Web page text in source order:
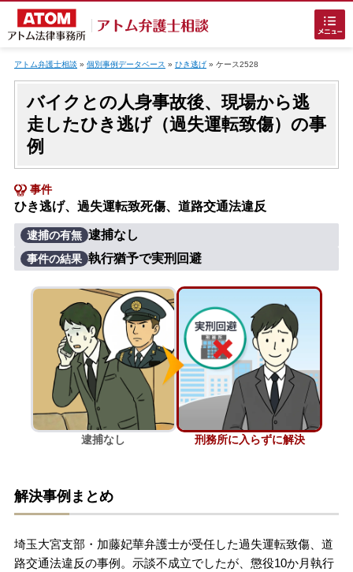
ホームに戻る
刑事事件 でお困りの方
刑事事件の無料相談
接見・面会を弁護士に依頼
刑事事件を示談で解決したい
アトムについて
弁護士費用
アトム弁護士相談 » 個別事例データベース » ひき逃げ» ケース2528
バイクとの人身事故後、現場から逃
走したひき逃げ（過失運転致傷）の事
例
事件
ひき逃げ、過失運転致死傷、道路交通法違反
逮捕の有無 逮捕なし
事件の結果 執行猶予で実刑回避
逮捕なし 刑務所に入らずに解決
解決事例まとめ
埼玉大宮支部・加藤妃華弁護士が受任した過失運転致傷、道
路交通法違反の事例。示談不成立でしたが、懲役10か月執行